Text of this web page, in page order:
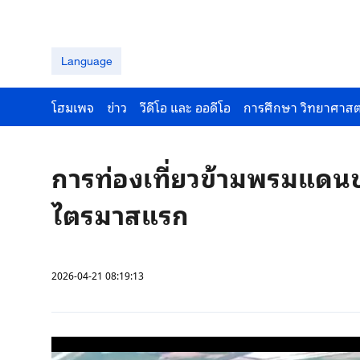
Language
โฮมเพจ ข่าว วีดีโอ และ ออดีโอ การศึกษา วิทยาศาส
การท่องเที่ยวข้ามพรมแด
ไตรมาสแรก
2026-04-21 08:19:13